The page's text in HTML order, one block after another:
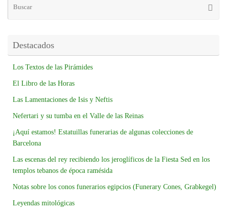
Destacados
Los Textos de las Pirámides
El Libro de las Horas
Las Lamentaciones de Isis y Neftis
Nefertari y su tumba en el Valle de las Reinas
¡Aquí estamos! Estatuillas funerarias de algunas colecciones de
Barcelona
Las escenas del rey recibiendo los jeroglíficos de la Fiesta Sed en los
templos tebanos de época ramésida
Notas sobre los conos funerarios egipcios (Funerary Cones, Grabkegel)
Leyendas mitológicas